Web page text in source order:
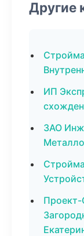
Другие
ИП
ЗАО
Проект-